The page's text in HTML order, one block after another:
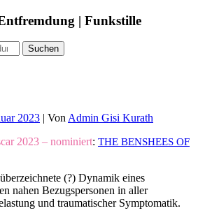
| Funkstille
2023 | Von Admin Gisi Kurath
2023 – nominiert: THE BENSHEES OF
(?) Dynamik eines
nahen Bezugspersonen in aller
und traumatischer Symptomatik.